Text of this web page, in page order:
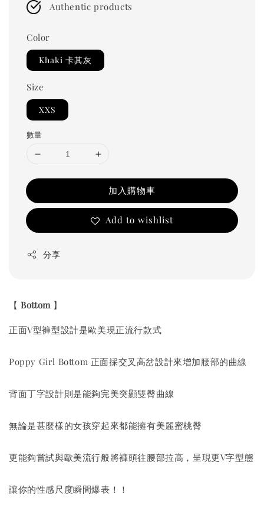
Authentic products
Color
Khaki 卡其灰
Size
XXS
數量
加入購物車
Add to wishlist
分享
【 Bottom】
正面V型褲型設計是歐美現正流行款式
Poppy Girl Bottom 正面採交叉高岔設計來增加腰部的曲線
背面丁字設計則是能夠完美突顯雙臀曲線
無論是甚麼樣的女孩穿起來都能擁有美麗蜜桃臀
更能夠嘗試與歐美流行般將褲頭往腰部拉高，呈現更V字型態
讓你的性感尺度瞬間爆表！！